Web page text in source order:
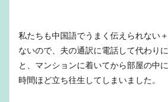
私たちも中国語でうまく伝えられない
ないので、夫の通訳に電話して代わり
と、マンションに着いてから部屋の中
時間ほど立ち往生してしまいました。